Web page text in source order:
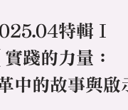
特輯Ⅰ
實踐的力量：
中的故事與啟